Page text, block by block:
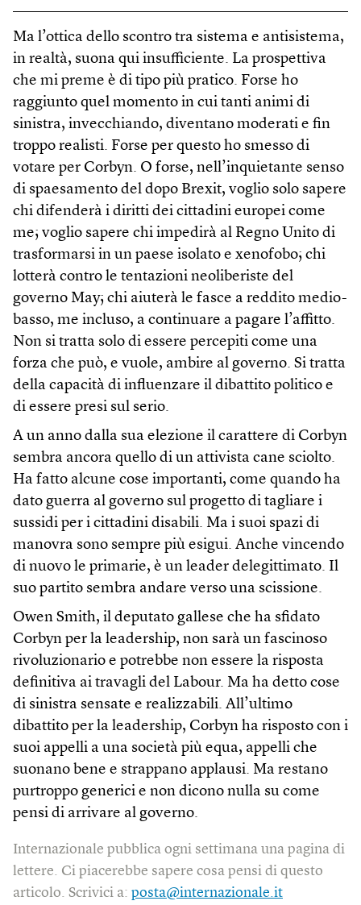
Ma l’ottica dello scontro tra sistema e antisistema,
in realtà, suona qui insufficiente. La prospettiva
che mi preme è di tipo più pratico. Forse ho
raggiunto quel momento in cui tanti animi di
sinistra, invecchiando, diventano moderati e fin
troppo realisti. Forse per questo ho smesso di
votare per Corbyn. O forse, nell’inquietante senso
di spaesamento del dopo Brexit, voglio solo sapere
chi difenderà i diritti dei cittadini europei come
me; voglio sapere chi impedirà al Regno Unito di
trasformarsi in un paese isolato e xenofobo; chi
lotterà contro le tentazioni neoliberiste del
governo May; chi aiuterà le fasce a reddito medio-
basso, me incluso, a continuare a pagare l’affitto.
Non si tratta solo di essere percepiti come una
forza che può, e vuole, ambire al governo. Si tratta
della capacità di influenzare il dibattito politico e
di essere presi sul serio.
A un anno dalla sua elezione il carattere di Corbyn
sembra ancora quello di un attivista cane sciolto.
Ha fatto alcune cose importanti, come quando ha
dato guerra al governo sul progetto di tagliare i
sussidi per i cittadini disabili. Ma i suoi spazi di
manovra sono sempre più esigui. Anche vincendo
di nuovo le primarie, è un leader delegittimato. Il
suo partito sembra andare verso una scissione.
Owen Smith, il deputato gallese che ha sfidato
Corbyn per la leadership, non sarà un fascinoso
rivoluzionario e potrebbe non essere la risposta
definitiva ai travagli del Labour. Ma ha detto cose
di sinistra sensate e realizzabili. All’ultimo
dibattito per la leadership, Corbyn ha risposto con i
suoi appelli a una società più equa, appelli che
suonano bene e strappano applausi. Ma restano
purtroppo generici e non dicono nulla su come
pensi di arrivare al governo.
Internazionale pubblica ogni settimana una pagina di
lettere. Ci piacerebbe sapere cosa pensi di questo
articolo. Scrivici a: posta@internazionale.it